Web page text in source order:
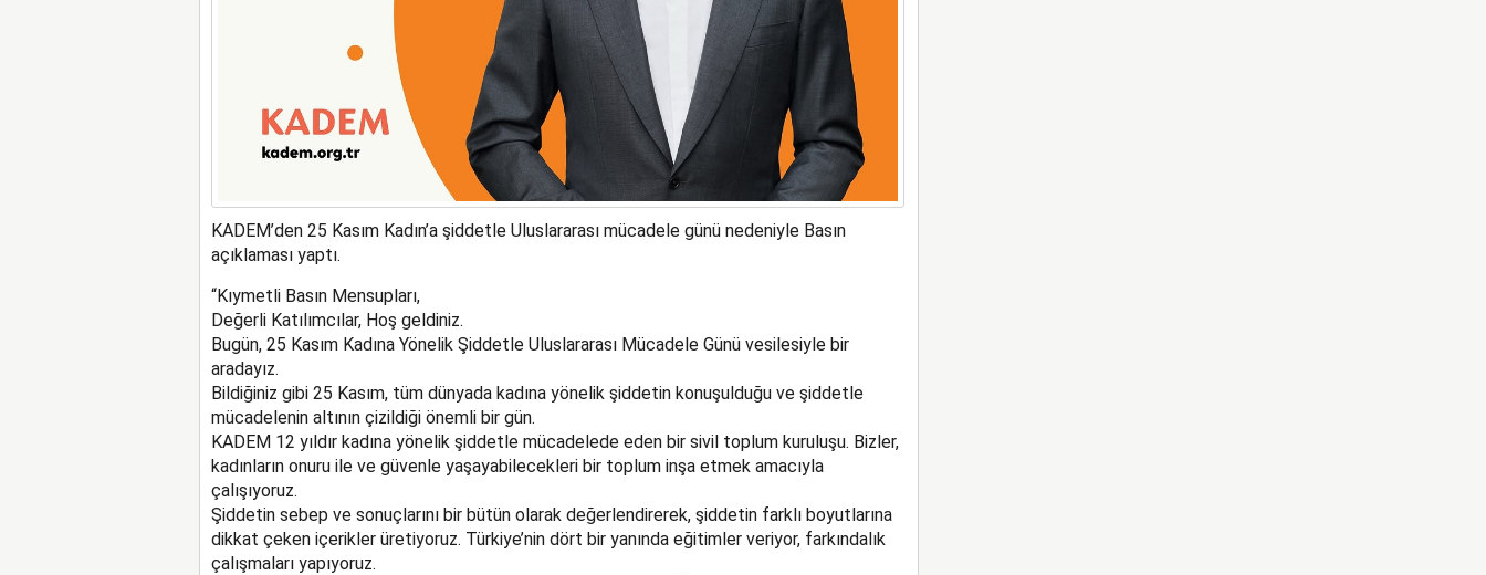
KADEM’den 25 Kasım Kadın’a şiddetle Uluslararası mücadele günü nedeniyle Basın
açıklaması yaptı.
“Kıymetli Basın Mensupları,
Değerli Katılımcılar, Hoş geldiniz.
Bugün, 25 Kasım Kadına Yönelik Şiddetle Uluslararası Mücadele Günü vesilesiyle bir
aradayız.
Bildiğiniz gibi 25 Kasım, tüm dünyada kadına yönelik şiddetin konuşulduğu ve şiddetle
mücadelenin altının çizildiği önemli bir gün.
KADEM 12 yıldır kadına yönelik şiddetle mücadelede eden bir sivil toplum kuruluşu. Bizler,
kadınların onuru ile ve güvenle yaşayabilecekleri bir toplum inşa etmek amacıyla
çalışıyoruz.
Şiddetin sebep ve sonuçlarını bir bütün olarak değerlendirerek, şiddetin farklı boyutlarına
dikkat çeken içerikler üretiyoruz. Türkiye’nin dört bir yanında eğitimler veriyor, farkındalık
çalışmaları yapıyoruz.